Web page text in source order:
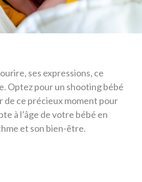
ses expressions, ce
Optez pour un shooting bébé
de ce précieux moment pour
à l’âge de votre bébé en
et son bien-être.